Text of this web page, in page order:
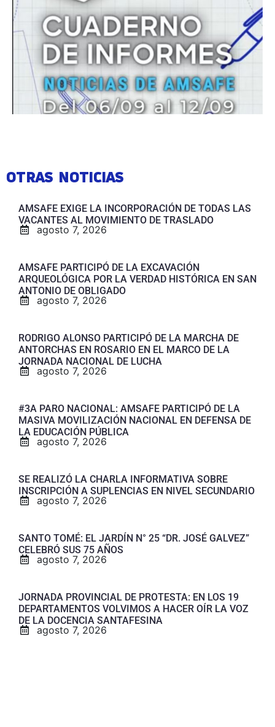
OTRAS NOTICIAS
AMSAFE EXIGE LA INCORPORACIÓN DE TODAS LAS
VACANTES AL MOVIMIENTO DE TRASLADO
agosto 7, 2026
AMSAFE PARTICIPÓ DE LA EXCAVACIÓN
ARQUEOLÓGICA POR LA VERDAD HISTÓRICA EN SAN
ANTONIO DE OBLIGADO
agosto 7, 2026
RODRIGO ALONSO PARTICIPÓ DE LA MARCHA DE
ANTORCHAS EN ROSARIO EN EL MARCO DE LA
JORNADA NACIONAL DE LUCHA
agosto 7, 2026
#3A PARO NACIONAL: AMSAFE PARTICIPÓ DE LA
MASIVA MOVILIZACIÓN NACIONAL EN DEFENSA DE
LA EDUCACIÓN PÚBLICA
agosto 7, 2026
SE REALIZÓ LA CHARLA INFORMATIVA SOBRE
INSCRIPCIÓN A SUPLENCIAS EN NIVEL SECUNDARIO
agosto 7, 2026
SANTO TOMÉ: EL JARDÍN N° 25 “DR. JOSÉ GALVEZ”
CELEBRÓ SUS 75 AÑOS
agosto 7, 2026
JORNADA PROVINCIAL DE PROTESTA: EN LOS 19
DEPARTAMENTOS VOLVIMOS A HACER OÍR LA VOZ
DE LA DOCENCIA SANTAFESINA
agosto 7, 2026